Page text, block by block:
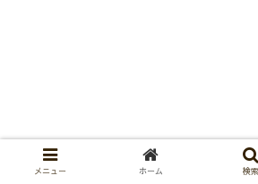
メニュー ホーム 検索